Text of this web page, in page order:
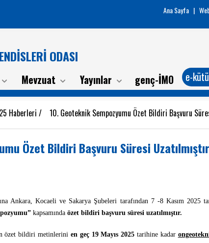
Ana Sayfa |
ODASI
Mevzuat Yayınlar genç-İMO e-
Haberleri / 10. Geoteknik Sempozyumu Özet Bildiri Başvuru
Özet Bildiri Başvuru Süresi Uzatılmıştır
Ankara, Kocaeli ve Sakarya Şubeleri tarafından 7 -8 Kasım 2025
kapsamında özet bildiri başvuru süresi uzatılmıştır.
özet bildiri metinlerini en geç 19 Mayıs 2025 tarihine kadar